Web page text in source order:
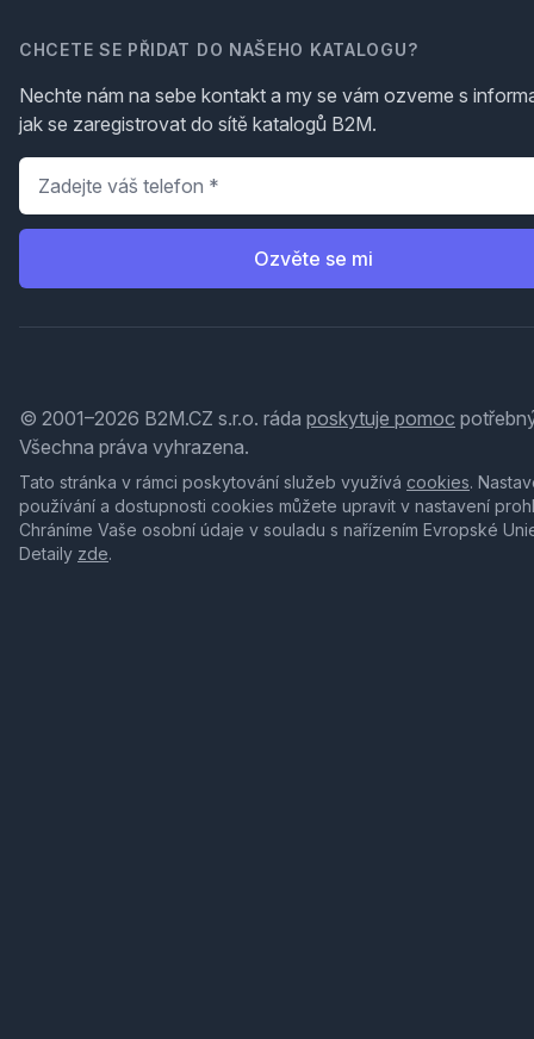
CHCETE SE PŘIDAT DO NAŠEHO KATALOGU?
Nechte nám na sebe kontakt a my se vám ozveme s
jak se zaregistrovat do sítě katalogů B2M.
Telefon
Ozvěte se mi
© 2001–2026 B2M.CZ s.r.o. ráda poskytuje pomoc
Všechna práva vyhrazena.
Tato stránka v rámci poskytování služeb využívá cookies.
používání a dostupnosti cookies můžete upravit v nastavení
Chráníme Vaše osobní údaje v souladu s nařízením Evropské
Detaily zde.